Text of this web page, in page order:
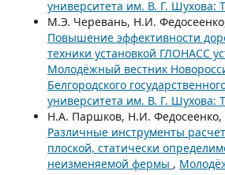
университета им. В. Г. Шухова:
М.Э. Черевань, Н.И.
Повышение эффективности
техники установкой ГЛОНАСС
Молодёжный вестник
Белгородского
университета им. В. Г. Шухова:
Н.А. Паршков, Н.И. Федосеенко,
Различные инструменты
плоской, статически
неизменяемой фермы ,